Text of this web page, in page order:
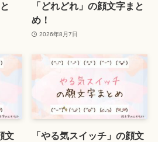
「どれどれ」の顔文字まと
め！
2026年8月7日
文
「やる気スイッチ」の顔文